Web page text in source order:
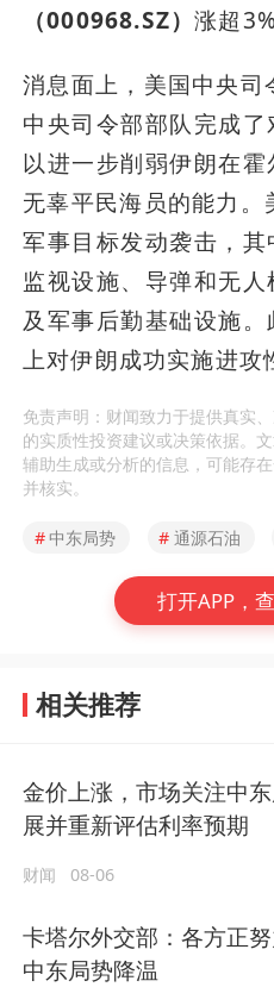
（000968.SZ）涨超3%
消息面上，美国中央
中央司令部部队完成了
以进一步削弱伊朗在
无辜平民海员的能力
军事目标发动袭击，
监视设施、导弹和无
及军事后勤基础设施
上对伊朗成功实施进攻
免责声明：财闻致力于提供真实
的实质性投资建议或决策依据。
辅助生成或分析的信息，可能存
并核实。
#中东局势 # 通源石油
打开APP，
相关推荐
金价上涨，市场关注中
展并重新评估利率预期
财闻 08-06
卡塔尔外交部：各方正
中东局势降温